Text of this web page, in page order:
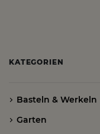
KATEGORIEN
Basteln & Werkeln
Garten